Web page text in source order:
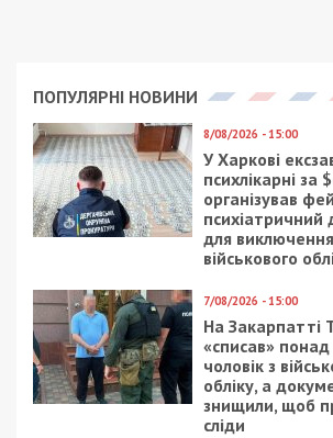
ПОПУЛЯРНІ НОВИНИ
8/08/2026 - 15:00
У Харкові
психлікарні за
організував
психіатричний
для
військового
7/08/2026 - 15:00
На Закарпатті
«списав»
чоловік з
обліку, а
знищили, щоб
сліди